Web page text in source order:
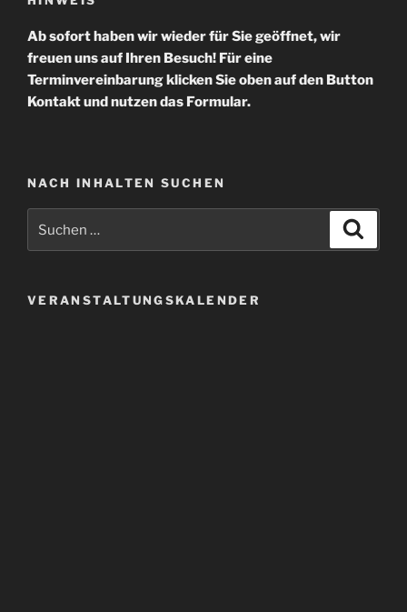
Ab sofort haben wir wieder für Sie geöffnet, wir
freuen uns auf Ihren Besuch! Für eine
Terminvereinbarung klicken Sie oben auf den Button
Kontakt und nutzen das Formular.
NACH INHALTEN SUCHEN
nach:
VERANSTALTUNGSKALENDER